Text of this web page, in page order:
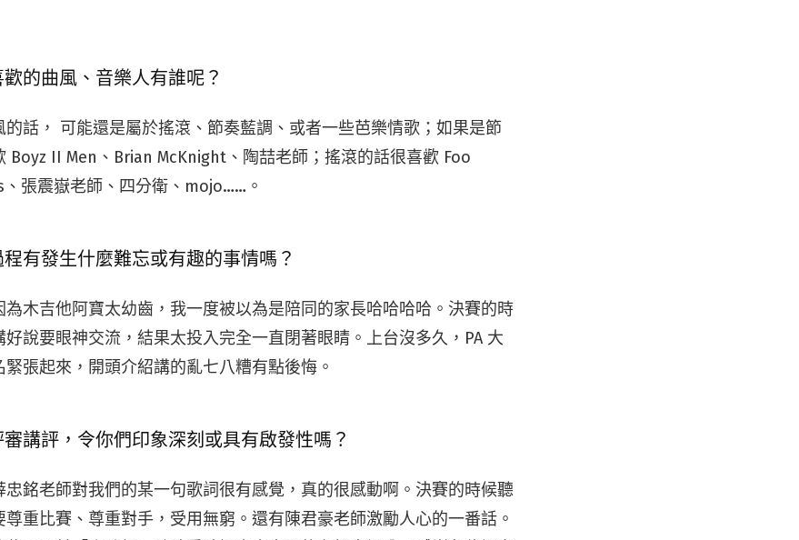
的曲風、音樂人有誰呢？
話， 可能還是屬於搖滾、節奏藍調、或者一些芭樂情歌；如果是節
Boyz II Men、Brian McKnight、陶喆老師；搖滾的話很喜歡 Foo
張震嶽老師、四分衛、mojo……。
有發生什麼難忘或有趣的事情嗎？
為木吉他阿寶太幼齒，我一度被以為是陪同的家長哈哈哈哈。決賽的時
說要眼神交流，結果太投入完全一直閉著眼睛。上台沒多久，PA 大
張起來，開頭介紹講的亂七八糟有點後悔。
講評，令你們印象深刻或具有啟發性嗎？
銘老師對我們的某一句歌詞很有感覺，真的很感動啊。決賽的時候聽
重比賽、尊重對手，受用無窮。還有陳君豪老師激勵人心的一番話。